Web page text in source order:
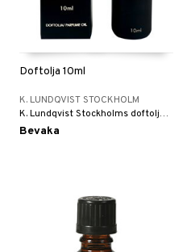
Doftolja 10ml
K. LUNDQVIST STOCKHOLM
K. Lundqvist Stockholms doftoljor är av hög kvalitet och mycket koncentrerade. Doftoljan har en droppkork och endast en droppe av oljan ger effekt i en aromalampa och sprider snabb väldoft i rummet.
Bevaka